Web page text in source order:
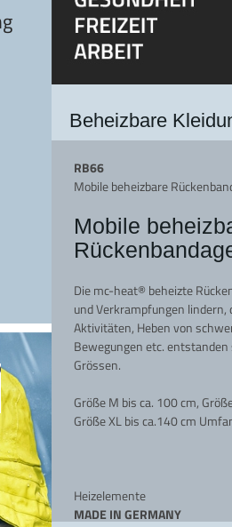
Beheizbare
RB66
Mobile beheizbare
Mobile
Die mc-heat® beheizte
und Verkrampfungen lindern,
Aktivitäten, Heben von
Bewegungen etc.
Grössen.
Größe M bis ca. 100 cm,
Größe XL bis ca.140 cm
Heizelemente
MADE IN GERMANY